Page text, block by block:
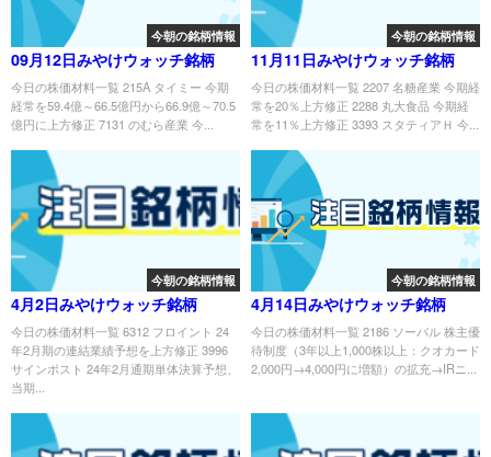
今朝の銘柄情報
09月12日みやけウォッチ銘柄
今日の株価材料一覧 215A タイミー 今期
経常を59.4億～66.5億円から66.9億～70.5
億円に上方修正 7131 のむら産業 今...
今朝の銘柄情報
11月11日みやけウォッチ銘柄
今日の株価材料一覧 2207 名糖産業 今期経
常を20％上方修正 2288 丸大食品 今期経
常を11％上方修正 3393 スタティアＨ 今...
今朝の銘柄情報
4月2日みやけウォッチ銘柄
今日の株価材料一覧 6312 フロイント 24
年2月期の連結業績予想を上方修正 3996
サインポスト 24年2月通期単体決算予想、
当期...
今朝の銘柄情報
4月14日みやけウォッチ銘柄
今日の株価材料一覧 2186 ソーバル 株主優
待制度（3年以上1,000株以上：クオカード
2,000円→4,000円に増額）の拡充→IRニ...